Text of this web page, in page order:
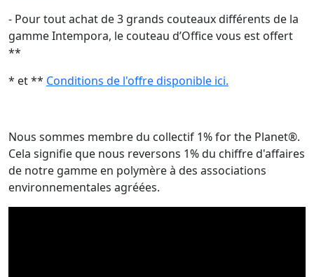
- Pour tout achat de 3 grands couteaux différents de la
gamme Intempora, le couteau d’Office vous est offert
**
* et ** Conditions de l'offre disponible ici.
Nous sommes membre du collectif 1% for the Planet®.
Cela signifie que nous reversons 1% du chiffre d'affaires
de notre gamme en polymère à des associations
environnementales agréées.